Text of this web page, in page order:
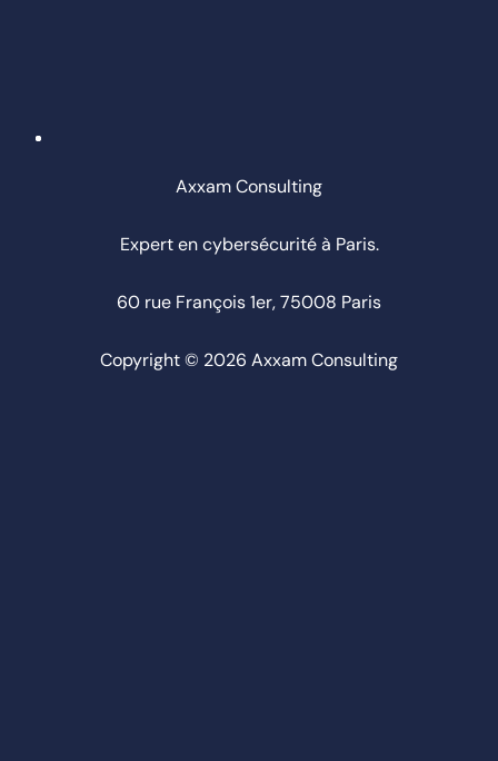
Axxam Consulting
Expert en cybersécurité à Paris.
60 rue François 1er, 75008 Paris
Copyright © 2026 Axxam Consulting